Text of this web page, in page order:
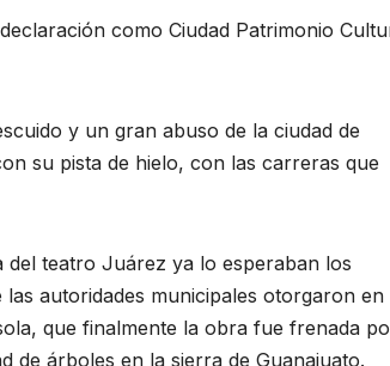
como Ciudad Patrimonio
y un gran abuso de la ciudad de
su pista de hielo, con las carreras que
teatro Juárez ya lo esperaban los
autoridades municipales otorgaron en
que finalmente la obra fue frenada
árboles en la sierra de Guanajuato.